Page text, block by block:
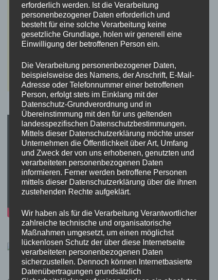
erforderlich werden. Ist die Verarbeitung
personenbezogener Daten erforderlich und
besteht für eine solche Verarbeitung keine
gesetzliche Grundlage, holen wir generell eine
Einwilligung der betroffenen Person ein.
Die Verarbeitung personenbezogener Daten,
beispielsweise des Namens, der Anschrift, E-Mail-
Adresse oder Telefonnummer einer betroffenen
Person, erfolgt stets im Einklang mit der
Datenschutz-Grundverordnung und in
Übereinstimmung mit den für uns geltenden
landesspezifischen Datenschutzbestimmungen.
Mittels dieser Datenschutzerklärung möchte unser
Unternehmen die Öffentlichkeit über Art, Umfang
und Zweck der von uns erhobenen, genutzten und
verarbeiteten personenbezogenen Daten
informieren. Ferner werden betroffene Personen
mittels dieser Datenschutzerklärung über die ihnen
zustehenden Rechte aufgeklärt.
Wir haben als für die Verarbeitung Verantwortlicher
zahlreiche technische und organisatorische
Maßnahmen umgesetzt, um einen möglichst
lückenlosen Schutz der über diese Internetseite
verarbeiteten personenbezogenen Daten
sicherzustellen. Dennoch können Internetbasierte
Datenübertragungen grundsätzlich